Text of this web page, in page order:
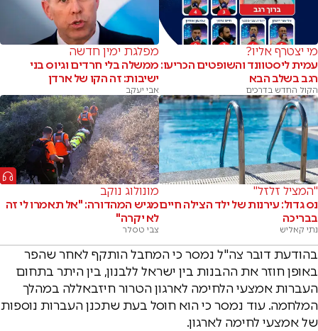
מי יצטרף אליו?
עמית ליסטוונד והשופטים הכריעו:
רגב בשלב הבא
הקול החדש בדרכים
מפלגת ימין חדשה
ממשלה בלי חרדים וגיוס בני
ישיבות: זה הקו של ארדן
אבי יעקב
"המציל זלזל"
נס גדול: עירנות של ילד הצילה חיים
בבריכה
נתי קאליש
מונולוג נוקב
מגיש המהדורה: "אל תאמרו לי זה
לא יקרה"
צבי טסלר
בהודעת דובר צה"ל נמסר כי המחבל הותקף לאחר שהפר
באופן חוזר את ההבנות בין ישראל ללבנון, בין היתר בתחום
העברות אמצעי הלחימה לארגון הטרור חיזבאללה במהלך
המלחמה. עוד נמסר כי הוא חוסל בעת שתכנן העברות נוספות
של אמצעי לחימה לארגון.